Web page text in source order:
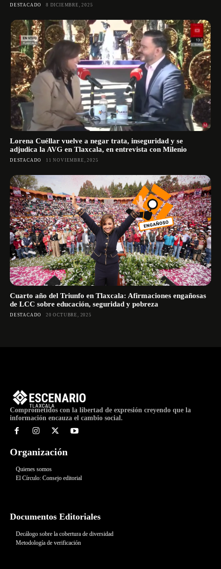
DESTACADO 8 DICIEMBRE, 2025
Lorena Cuéllar vuelve a negar trata, inseguridad y se
adjudica la AVG en Tlaxcala, en entrevista con Milenio
DESTACADO 11 NOVIEMBRE, 2025
Cuarto año del Triunfo en Tlaxcala: Afirmaciones engañosas
de LCC sobre educación, seguridad y pobreza
DESTACADO 20 OCTUBRE, 2025
Comprometidos con la libertad de expresión creyendo que la
información encauza el cambio social.
Organización
Quienes somos
El Círculo: Consejo editorial
Documentos Editoriales
Decálogo sobre la cobertura de diversidad
Metodología de verificación